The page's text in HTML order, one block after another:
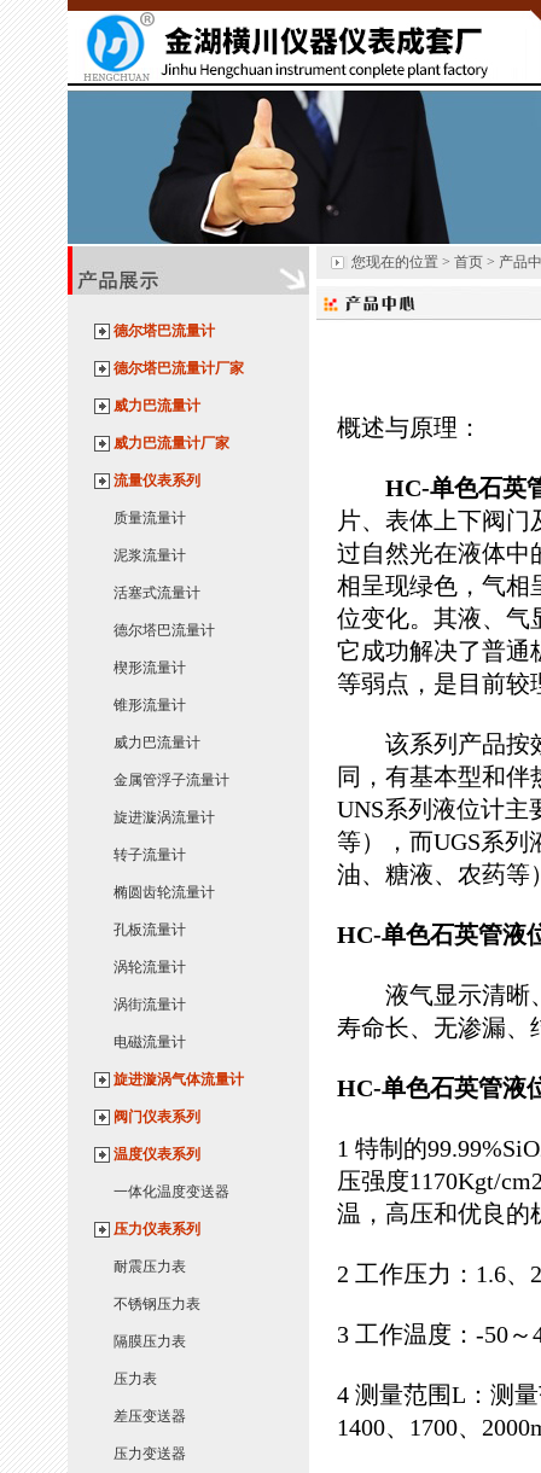
德尔塔巴流量计
德尔塔巴流量计厂家
威力巴流量计
威力巴流量计厂家
流量仪表系列
质量流量计
泥浆流量计
活塞式流量计
德尔塔巴流量计
楔形流量计
锥形流量计
威力巴流量计
金属管浮子流量计
旋进漩涡流量计
转子流量计
椭圆齿轮流量计
孔板流量计
涡轮流量计
涡街流量计
电磁流量计
旋进漩涡气体流量计
阀门仪表系列
温度仪表系列
一体化温度变送器
压力仪表系列
耐震压力表
不锈钢压力表
隔膜压力表
压力表
差压变送器
压力变送器
您现在的位置 > 首页 > 产品
概述与原理：
HC-单色石英
片、表体上下阀
过自然光在液体中
相呈现绿色，气相
位变化。其液、气
它成功解决了普通
等弱点，是目前
该系列产品按效
同，有基本型和伴
UNS系列液位计主
等），而UGS系
油、糖液、农药等
HC-单色石英管液
液气显示清晰、
寿命长、无渗漏、
HC-单色石英管液
1 特制的
压强度1170Kgt/
温，高压和优良的
2 工作压力：1.6、
3 工作温度：-50
4 测量范围L：测
1400、1700、